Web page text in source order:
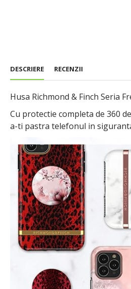
DESCRIERE RECENZII
Husa Richmond & Finch Seria
Cu protectie completa de 360
a-ti pastra telefonul in